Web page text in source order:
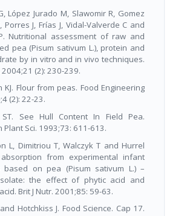
López Jurado M, Slawomir R, Gomez
Porres J, Frías J, Vidal-Valverde C and
Nutritional assessment of raw and
pea (Pisum sativum L.), protein and
by in vitro and in vivo techniques.
(2): 230-239.
KJ. Flour from peas. Food Engineering
(2): 22-23.
ST. See Hull Content In Field Pea.
Plant Sci. 1993;73: 611-613.
L, Dimitriou T, Walczyk T and Hurrel
absorption from experimental infant
based on pea (Pisum sativum L.) –
the effect of phytic acid and
Brit J Nutr. 2001;85: 59-63.
Hotchkiss J. Food Science. Cap 17.